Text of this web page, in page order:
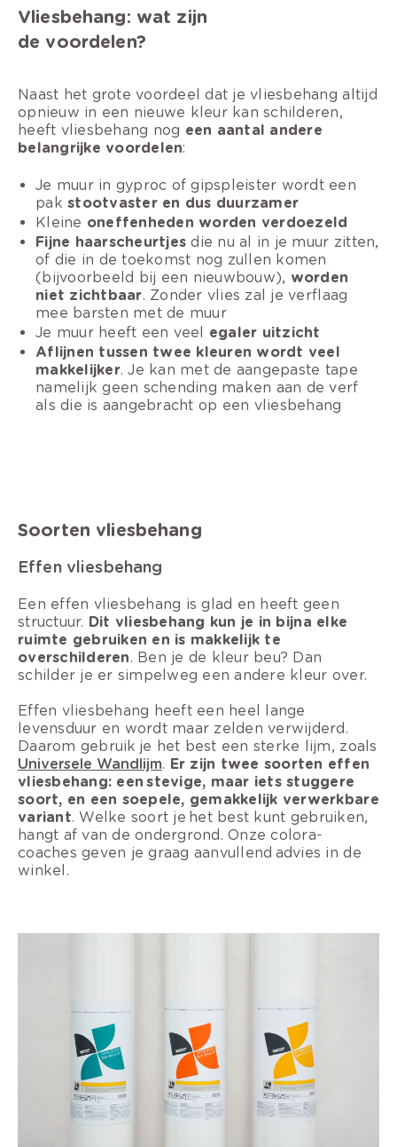
Vliesbehang: wat zijn
de voordelen?
Naast het grote voordeel dat je vliesbehang altijd
opnieuw in een nieuwe kleur kan schilderen,
heeft vliesbehang nog een aantal andere
belangrijke voordelen:
Je muur in gyproc of gipspleister wordt een
pakstootvaster en dus duurzamer
Kleine oneffenheden worden verdoezeld
Fijne haarscheurtjes die nu al in je muur zitten,
of die in de toekomst nog zullen komen
(bijvoorbeeld bij een nieuwbouw), worden
niet zichtbaar. Zonder vlies zal je verflaag
mee barsten met de muur
Je muur heeft een veel egaler uitzicht
Aflijnen tussen twee kleuren wordt veel
makkelijker. Je kan met de aangepaste tape
namelijk geen schending maken aan de verf
als die is aangebracht op een vliesbehang
Soorten vliesbehang
Effen vliesbehang
Een effen vliesbehang is glad en heeft geen
structuur. Dit vliesbehang kun je in bijna elke
ruimte gebruiken en is makkelijk te
overschilderen. Ben je de kleur beu? Dan
schilder je er simpelweg een andere kleur over.
Effen vliesbehang heeft een heel lange
levensduur en wordt maar zelden verwijderd.
Daarom gebruik je het best een sterke lijm, zoals
Universele Wandlijm. Er zijn twee soorten effen
vliesbehang: een stevige, maar iets stuggere
soort, en een soepele, gemakkelijk verwerkbare
variant. Welke soort je het best kunt gebruiken,
hangt af van de ondergrond. Onze colora-
coaches geven je graag aanvullend advies in de
winkel.